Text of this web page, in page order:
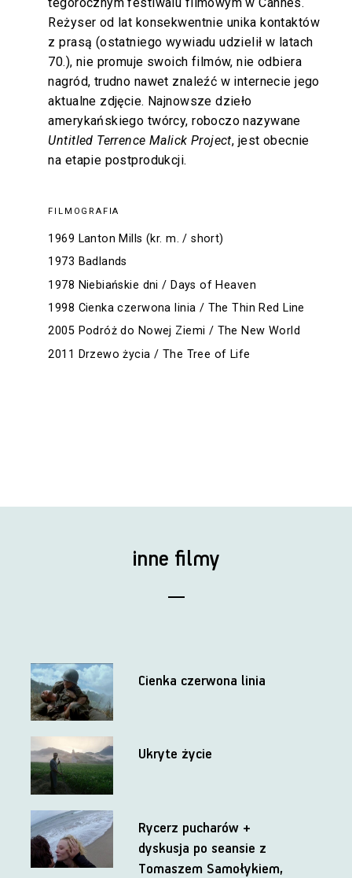
Reżyser od lat konsekwentnie unika kontaktów
z prasą (ostatniego wywiadu udzielił w latach
70.), nie promuje swoich filmów, nie odbiera
nagród, trudno nawet znaleźć w internecie jego
aktualne zdjęcie. Najnowsze dzieło
amerykańskiego twórcy, roboczo nazywane
Untitled Terrence Malick Project, jest obecnie
na etapie postprodukcji.
FILMOGRAFIA
1969 Lanton Mills (kr. m. / short)
1973 Badlands
1978 Niebiańskie dni / Days of Heaven
1998 Cienka czerwona linia / The Thin Red Line
2005 Podróż do Nowej Ziemi / The New World
2011 Drzewo życia / The Tree of Life
inne filmy
Cienka czerwona linia
Ukryte życie
Rycerz pucharów +
dyskusja po seansie z
Tomaszem Samołykiem,